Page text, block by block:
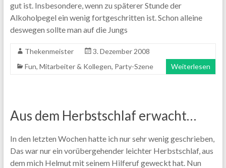
gut ist. Insbesondere, wenn zu späterer Stunde der
Alkoholpegel ein wenig fortgeschritten ist. Schon alleine
deswegen sollte man auf die Jungs
Thekenmeister
3. Dezember 2008
Fun, Mitarbeiter & Kollegen, Party-Szene Weiterlesen
Aus dem Herbstschlaf erwacht…
In den letzten Wochen hatte ich nur sehr wenig geschrieben,
Das war nur ein vorübergehender leichter Herbstschlaf, aus
dem mich Helmut mit seinem Hilferuf geweckt hat. Nun